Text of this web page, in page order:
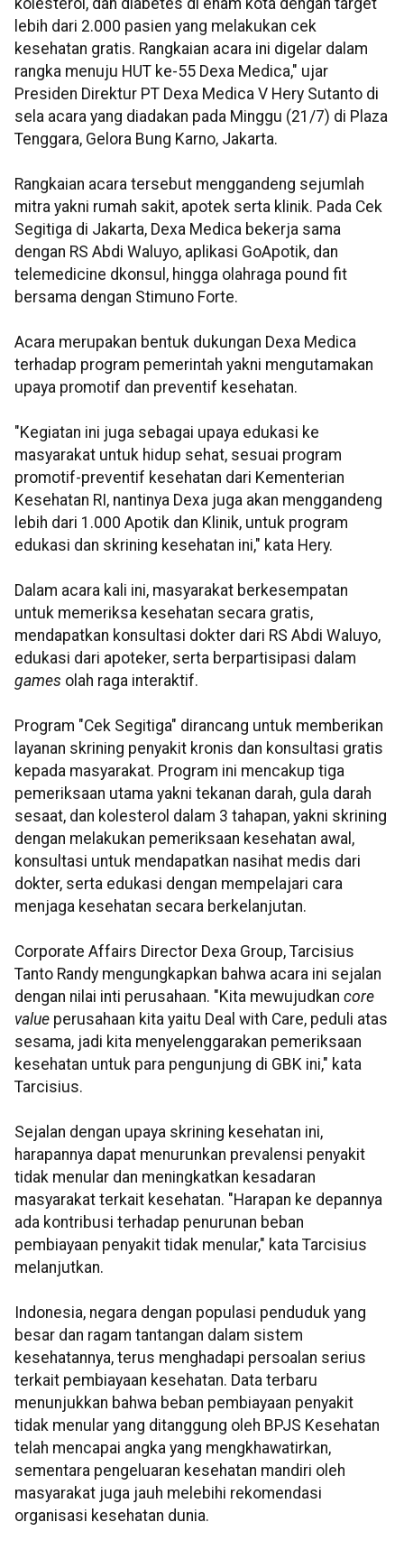
kolesterol, dan diabetes di enam kota dengan target
lebih dari 2.000 pasien yang melakukan cek
kesehatan gratis. Rangkaian acara ini digelar dalam
rangka menuju HUT ke-55 Dexa Medica," ujar
Presiden Direktur PT Dexa Medica V Hery Sutanto di
sela acara yang diadakan pada Minggu (21/7) di Plaza
Tenggara, Gelora Bung Karno, Jakarta.
Rangkaian acara tersebut menggandeng sejumlah
mitra yakni rumah sakit, apotek serta klinik. Pada Cek
Segitiga di Jakarta, Dexa Medica bekerja sama
dengan RS Abdi Waluyo, aplikasi GoApotik, dan
telemedicine dkonsul, hingga olahraga pound fit
bersama dengan Stimuno Forte.
Acara merupakan bentuk dukungan Dexa Medica
terhadap program pemerintah yakni mengutamakan
upaya promotif dan preventif kesehatan.
"Kegiatan ini juga sebagai upaya edukasi ke
masyarakat untuk hidup sehat, sesuai program
promotif-preventif kesehatan dari Kementerian
Kesehatan RI, nantinya Dexa juga akan menggandeng
lebih dari 1.000 Apotik dan Klinik, untuk program
edukasi dan skrining kesehatan ini," kata Hery.
Dalam acara kali ini, masyarakat berkesempatan
untuk memeriksa kesehatan secara gratis,
mendapatkan konsultasi dokter dari RS Abdi Waluyo,
edukasi dari apoteker, serta berpartisipasi dalam
games olah raga interaktif.
Program "Cek Segitiga" dirancang untuk memberikan
layanan skrining penyakit kronis dan konsultasi gratis
kepada masyarakat. Program ini mencakup tiga
pemeriksaan utama yakni tekanan darah, gula darah
sesaat, dan kolesterol dalam 3 tahapan, yakni skrining
dengan melakukan pemeriksaan kesehatan awal,
konsultasi untuk mendapatkan nasihat medis dari
dokter, serta edukasi dengan mempelajari cara
menjaga kesehatan secara berkelanjutan.
Corporate Affairs Director Dexa Group, Tarcisius
Tanto Randy mengungkapkan bahwa acara ini sejalan
dengan nilai inti perusahaan. "Kita mewujudkan core
value perusahaan kita yaitu Deal with Care, peduli atas
sesama, jadi kita menyelenggarakan pemeriksaan
kesehatan untuk para pengunjung di GBK ini," kata
Tarcisius.
Sejalan dengan upaya skrining kesehatan ini,
harapannya dapat menurunkan prevalensi penyakit
tidak menular dan meningkatkan kesadaran
masyarakat terkait kesehatan. "Harapan ke depannya
ada kontribusi terhadap penurunan beban
pembiayaan penyakit tidak menular," kata Tarcisius
melanjutkan.
Indonesia, negara dengan populasi penduduk yang
besar dan ragam tantangan dalam sistem
kesehatannya, terus menghadapi persoalan serius
terkait pembiayaan kesehatan. Data terbaru
menunjukkan bahwa beban pembiayaan penyakit
tidak menular yang ditanggung oleh BPJS Kesehatan
telah mencapai angka yang mengkhawatirkan,
sementara pengeluaran kesehatan mandiri oleh
masyarakat juga jauh melebihi rekomendasi
organisasi kesehatan dunia.